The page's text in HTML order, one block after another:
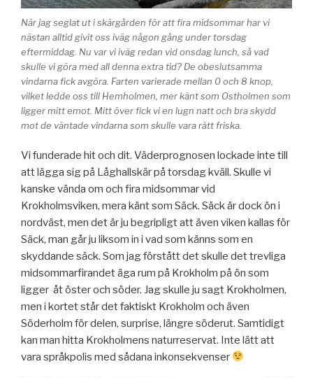
När jag seglat ut i skärgården för att fira midsommar har vi
nästan alltid givit oss iväg någon gång under torsdag
eftermiddag. Nu var vi iväg redan vid onsdag lunch, så vad
skulle vi göra med all denna extra tid? De obeslutsamma
vindarna fick avgöra. Farten varierade mellan 0 och 8 knop,
vilket ledde oss till Hemholmen, mer känt som Ostholmen som
ligger mitt emot. Mitt över fick vi en lugn natt och bra skydd
mot de väntade vindarna som skulle vara rätt friska.
Vi funderade hit och dit. Väderprognosen lockade inte till
att lägga sig på Låghallskär på torsdag kväll. Skulle vi
kanske vända om och fira midsommar vid
Krokholmsviken, mera känt som Säck. Säck är dock ön i
nordväst, men det är ju begripligt att även viken kallas för
Säck, man går ju liksom in i vad som känns som en
skyddande säck. Som jag förstått det skulle det trevliga
midsommarfirandet äga rum på Krokholm på ön som
ligger åt öster och söder. Jag skulle ju sagt Krokholmen,
men i kortet står det faktiskt Krokholm och även
Söderholm för delen, surprise, längre söderut. Samtidigt
kan man hitta Krokholmens naturreservat. Inte lätt att
vara språkpolis med sådana inkonsekvenser